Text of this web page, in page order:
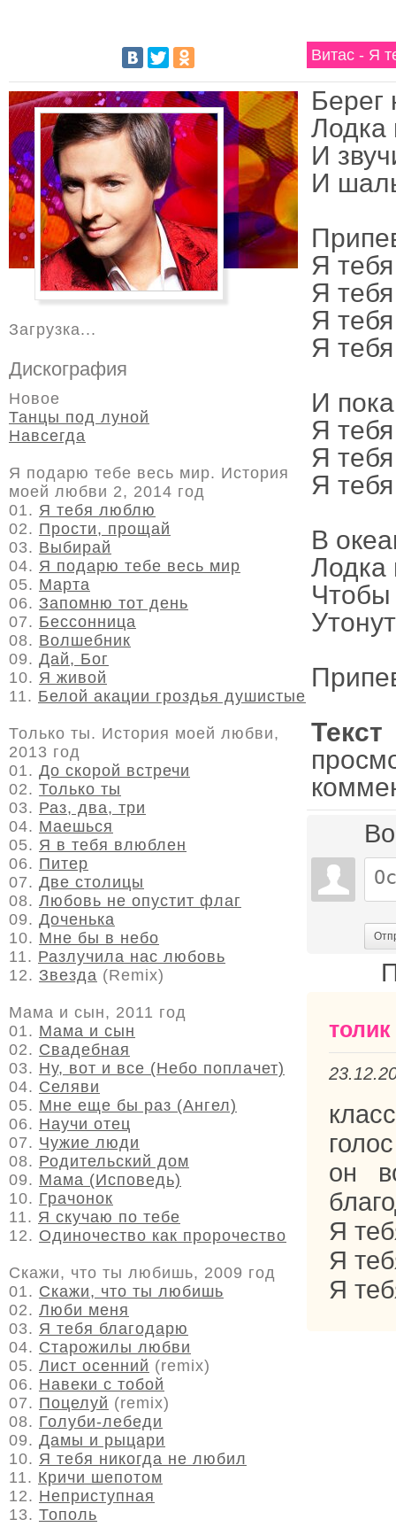
Витас - Я
Берег
Лодка
И
И
Я
Я
Я
Я
И
Я
Я
Я
В
Лодка
Чтобы
толик
голос
он
Я
Я
Я
Загрузка...
Дискография
Новое
Танцы под луной
Навсегда
Я подарю тебе весь мир. История
моей любви 2, 2014 год
01. Я тебя люблю
02. Прости, прощай
03. Выбирай
04. Я подарю тебе весь мир
05. Марта
06. Запомню тот день
07. Бессонница
08. Волшебник
09. Дай, Бог
10. Я живой
11. Белой акации гроздья душистые
Только ты. История моей любви,
2013 год
01. До скорой встречи
02. Только ты
03. Раз, два, три
04. Маешься
05. Я в тебя влюблен
06. Питер
07. Две столицы
08. Любовь не опустит флаг
09. Доченька
10. Мне бы в небо
11. Разлучила нас любовь
12. Звезда (Remix)
Мама и сын, 2011 год
01. Мама и сын
02. Свадебная
03. Ну, вот и все (Небо поплачет)
04. Селяви
05. Мне еще бы раз (Ангел)
06. Научи отец
07. Чужие люди
08. Родительский дом
09. Мама (Исповедь)
10. Грачонок
11. Я скучаю по тебе
12. Одиночество как пророчество
Скажи, что ты любишь, 2009 год
01. Скажи, что ты любишь
02. Люби меня
03. Я тебя благодарю
04. Старожилы любви
05. Лист осенний (remix)
06. Навеки с тобой
07. Поцелуй (remix)
08. Голуби-лебеди
09. Дамы и рыцари
10. Я тебя никогда не любил
11. Кричи шепотом
12. Неприступная
13. Тополь